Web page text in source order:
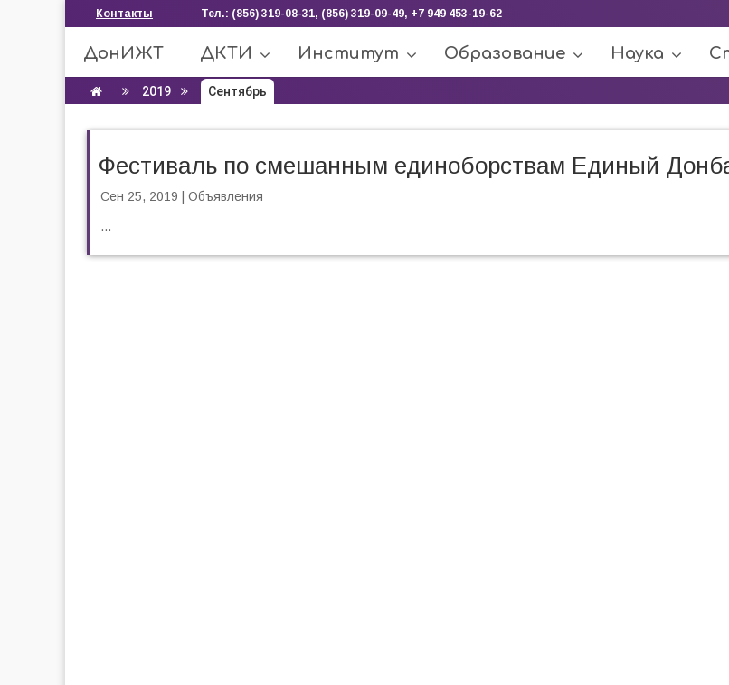
Контакты Тел.: (856) 319-08-31, (856) 319-09-49, +7 949 453-19-62
ДонИЖТ ДКТИ Институт Образование Наука
2019 Сентябрь
Фестиваль по смешанным единоборствам Единый
Сен 25, 2019 Объявления
...